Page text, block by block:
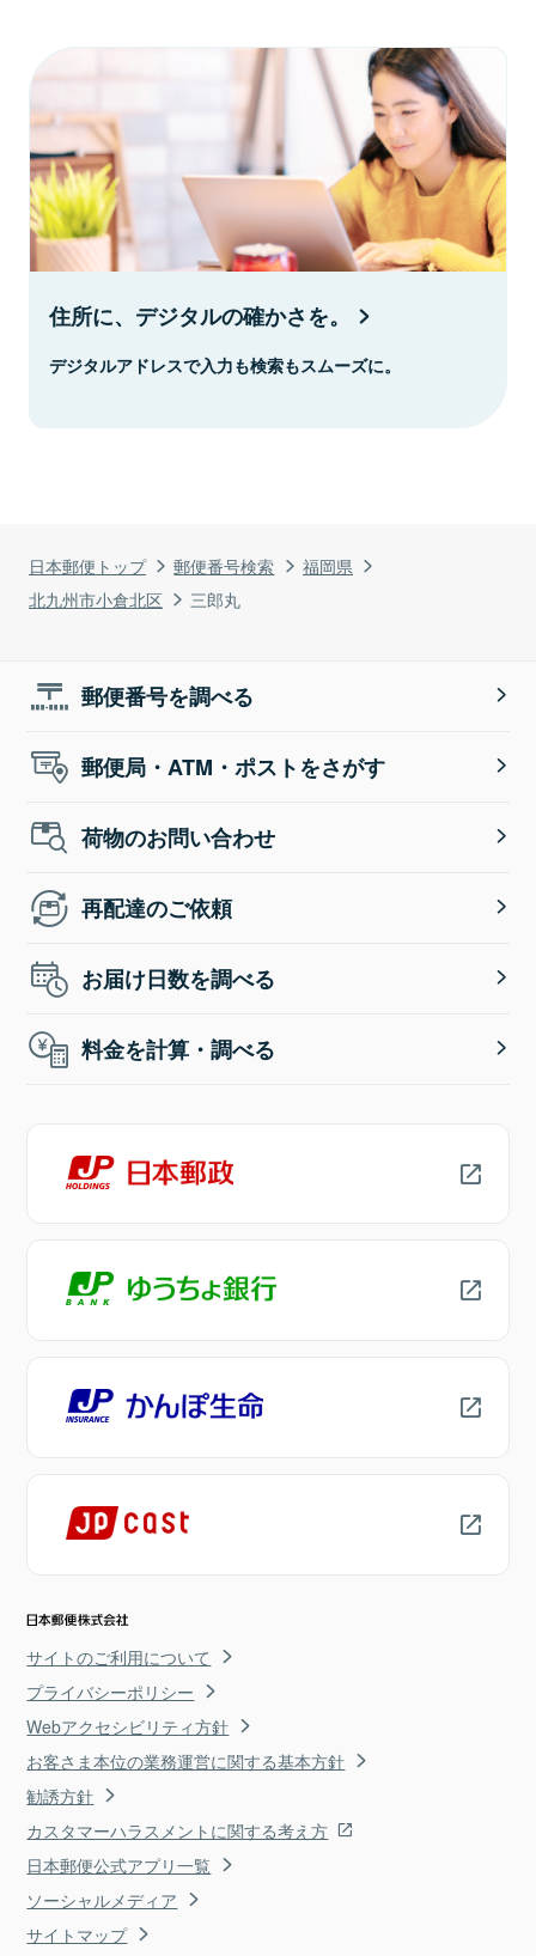
日本郵便トップ 郵便番号検索
福岡県
北九州市小倉北区
三郎丸
住所に、デジタルの確かさを。
デジタルアドレスで入力も検索もスムーズに。
郵便番号を調べる
郵便局・ATM・ポストをさがす
荷物のお問い合わせ
再配達のご依頼
お届け日数を調べる
料金を計算・調べる
サイトのご利用について
プライバシーポリシー
Webアクセシビリティ方針
お客さま本位の業務運営に関する基本方針
勧誘方針
カスタマーハラスメントに関する考え方
日本郵便公式アプリ一覧
ソーシャルメディア
サイトマップ